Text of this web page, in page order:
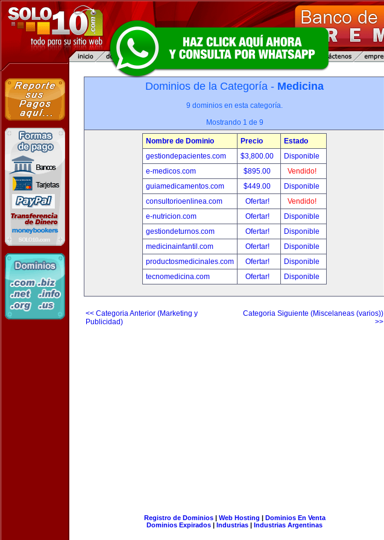
Dominios de la Categoría - Medicina
9 dominios en esta categoría.
Mostrando 1 de 9
Nombre de Dominio Precio
Estado
gestiondepacientes.com
$3,800.00
Disponible
e-medicos.com
$895.00
Vendido!
guiamedicamentos.com
$449.00
Disponible
consultorioenlinea.com
Ofertar!
Vendido!
e-nutricion.com
Ofertar!
Disponible
gestiondeturnos.com
Ofertar!
Disponible
medicinainfantil.com
Ofertar!
Disponible
productosmedicinales.com
Ofertar!
Disponible
tecnomedicina.com
Ofertar! Disponible
<< Categoria Anterior (Marketing y
Publicidad)
Categoria Siguiente (Miscelaneas (varios))
>>
Registro de Dominios| Web Hosting | Dominios En Venta
Dominios Expirados | Industrias | Industrias Argentinas